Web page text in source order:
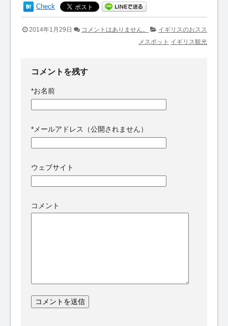
Check
2014年1月29日 コメントはありません。
イギリスのおスス
メスポット イギリス観光
コメントを残す
*お名前
* メールアドレス（公開されません）
ウェブサイト
コメント